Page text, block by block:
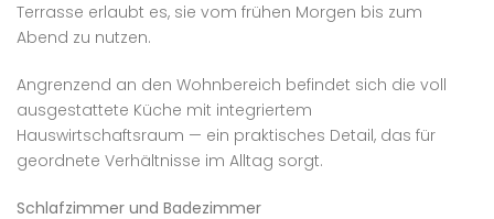
Terrasse erlaubt es, sie vom frühen Morgen bis zum
Abend zu nutzen.
Angrenzend an den Wohnbereich befindet sich die voll
ausgestattete Küche mit integriertem
Hauswirtschaftsraum — ein praktisches Detail, das für
geordnete Verhältnisse im Alltag sorgt.
Schlafzimmer und Badezimmer